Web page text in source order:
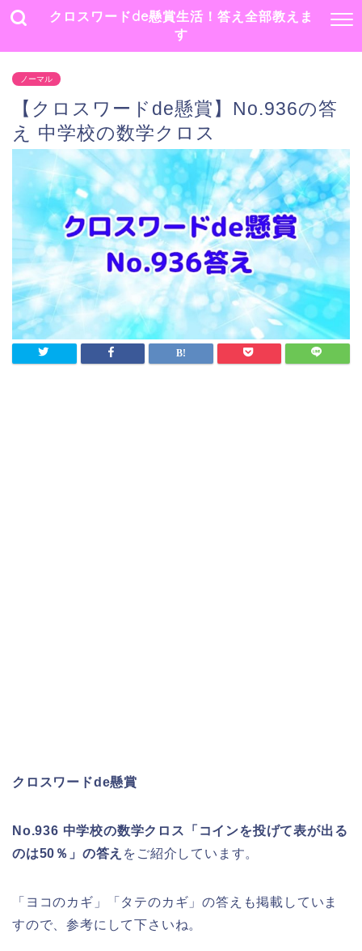
クロスワードde懸賞生活！答え全部教えま
す
ノーマル
【クロスワードde懸賞】No.936の答
え 中学校の数学クロス
クロスワードde懸賞
No.936 中学校の数学クロス「コインを投げて表が出る
のは50％」の答え をご紹介しています。
「ヨコのカギ」「タテのカギ」の答えも掲載していま
すので、参考にして下さいね。